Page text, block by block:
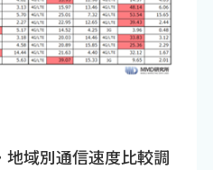
地域別通信速度比較調